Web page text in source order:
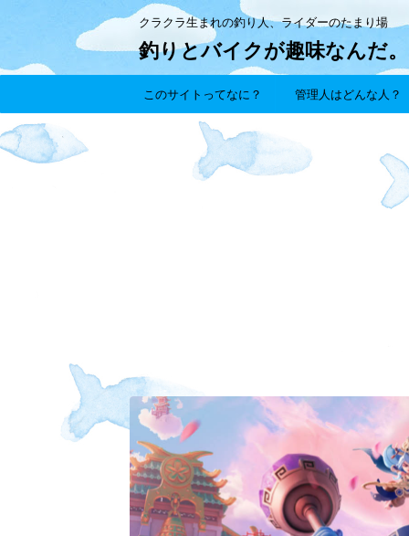
クラクラ生まれの釣り人、ライダーのたまり場
釣りとバイクが趣味なんだ。
このサイトってなに？ 管理人はどんな人？